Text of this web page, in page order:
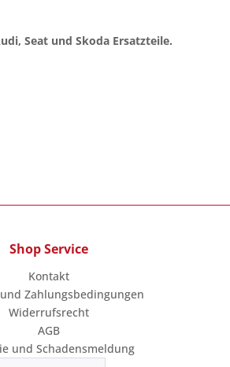
Shop Service
Kontakt
Zahlungsbedingungen
Widerrufsrecht
AGB
und Schadensmeldung
Seat und Skoda Ersatzteile.